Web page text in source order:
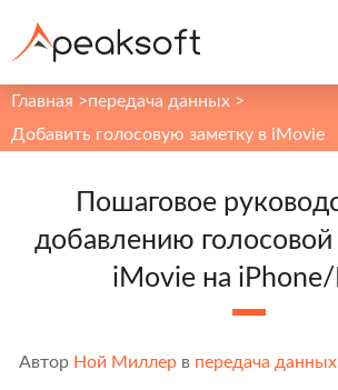
Главная >передача данных >
Добавить голосовую заметку в iMovie
Пошаговое
добавлению голосовой
iMovie на
Автор Ной Миллерв передача данных